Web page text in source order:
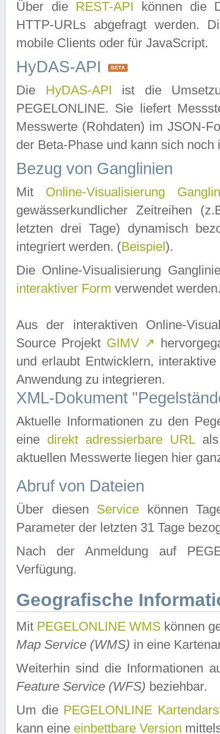
Über die REST-API können die
HTTP-URLs abgefragt werden.
mobile Clients oder für JavaScript.
HyDAS-API BETA
Die HyDAS-API ist die
PEGELONLINE. Sie liefert
Messwerte (Rohdaten) im JSON-
der Beta-Phase und kann sich noch
Bezug von Ganglinien
Mit Online-Visualisierung
gewässerkundlicher Zeitreihen
letzten drei Tage) dynamisch
integriert werden. (Beispiel ).
Die Online-Visualisierung
interaktiver Form verwendet
Aus der interaktiven Online-
Source Projekt GIMV ↗
und erlaubt Entwicklern,
Anwendung zu integrieren.
XML-Dokument
Aktuelle Informationen zu den
eine direkt adressierbare URLals
aktuellen Messwerte liegen hier
Abruf von Dateien
Über diesen Service können
Parameter der letzten 31 Tage
Nach der Anmeldung auf
Verfügung.
Geografische
Mit PEGELONLINE WMS können
Map Service (WMS) in eine
Weiterhin sind die Informationen
Feature Service (WFS) beziehbar.
Um die PEGELONLINE
kann eine einbettbare Version